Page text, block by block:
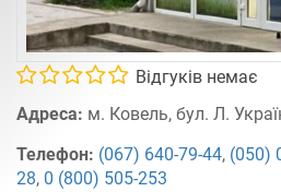
Відгуків немає
Адреса: м. Ковель, бул. Л.
Телефон: (067) 640-79-44, (050)
28, 0 (800) 505-253